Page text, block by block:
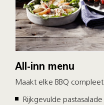
All-inn menu
Maakt elke BBQ
Rijkgevulde pastasalade